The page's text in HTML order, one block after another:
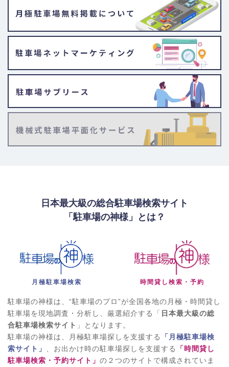
日本最大級の総合駐車場検索サイト
「駐車場の神様」とは？
月極駐車場検索 時間貸し検索・予約
駐車場の神様は、“駐車場のプロ”が全国各地の月極・時間貸し
駐車場を現地調査・分析し、厳選紹介する「 日本最大級の総
合駐車場検索サイト 」となります。
駐車場の神様は、月極駐車場探しを支援する
「月極駐車場検
索サイト」
、お出かけ時の駐車場探しを支援する
「時間貸し
駐車場検索・予約サイト」 の２つのサイトで構成されていま